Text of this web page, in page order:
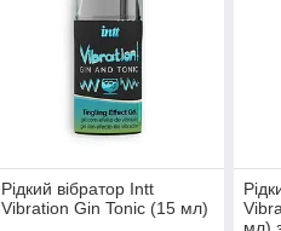
Рідкий вібратор Intt
Vibration Gin Tonic (15 мл)
мл)